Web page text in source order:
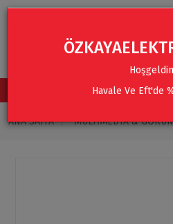
TÜM KATEGORİLER
ANA SAYFA MULTIMEDYA &
Havale Ve Eft'de